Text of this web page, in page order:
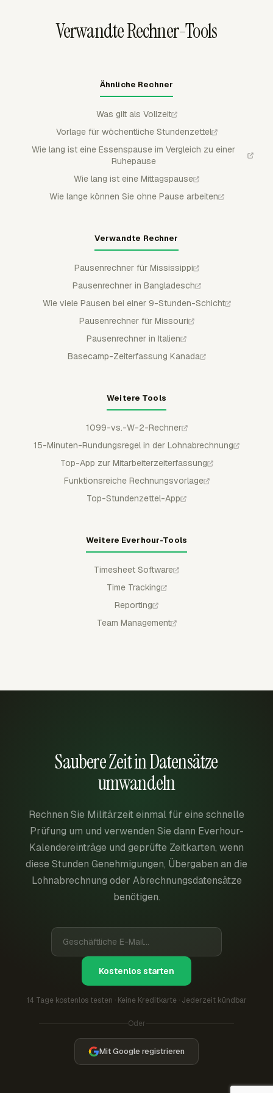
Verwandte Rechner-Tools
Ähnliche Rechner
Was gilt als Vollzeit
Vorlage für wöchentliche Stundenzettel
Wie lang ist eine Essenspause im Vergleich zu einer
Ruhepause
Wie lang ist eine Mittagspause
Wie lange können Sie ohne Pause arbeiten
Verwandte Rechner
Pausenrechner für Mississippi
Pausenrechner in Bangladesch
Wie viele Pausen bei einer 9-Stunden-Schicht
Pausenrechner für Missouri
Pausenrechner in Italien
Basecamp-Zeiterfassung Kanada
Weitere Tools
1099-vs.-W-2-Rechner
15-Minuten-Rundungsregel in der Lohnabrechnung
Top-App zur Mitarbeiterzeiterfassung
Funktionsreiche Rechnungsvorlage
Top-Stundenzettel-App
Weitere Everhour-Tools
Timesheet Software
Time Tracking
Reporting
Team Management
Saubere Zeit in Datensätze
umwandeln
Rechnen Sie Militärzeit einmal für eine schnelle
Prüfung um und verwenden Sie dann Everhour-
Kalendereinträge und geprüfte Zeitkarten, wenn
diese Stunden Genehmigungen, Übergaben an die
Lohnabrechnung oder Abrechnungsdatensätze
benötigen.
Kostenlos starten
14 Tage kostenlos testen · Keine Kreditkarte · Jederzeit kündbar
Oder
Mit Google registrieren